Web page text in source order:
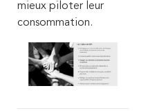
mieux piloter leur
consommation.